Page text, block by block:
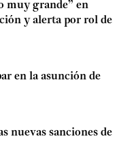
muy grande” en
y alerta por rol de
en la asunción de
nuevas sanciones de